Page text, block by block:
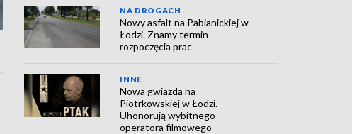
NA DROGACH
Nowy asfalt na Pabianickiej w
Łodzi. Znamy termin
rozpoczęcia prac
INNE
Nowa gwiazda na
Piotrkowskiej w Łodzi.
Uhonorują wybitnego
operatora filmowego